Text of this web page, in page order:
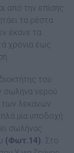
από την επίσης
τα ρέστα
έκανε τα
χρόνια έως
του
σωλήνα νερού
των λεκανών
µία υποδοχή
σωλήνας
(Φωτ.14) . Στο